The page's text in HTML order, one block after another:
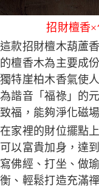
招財檀香
這款招財檀木葫蘆
的檀香木為主要成
獨特崖柏木香氣使
為諧音「福祿」的
致福，能夠淨化磁
在家裡的財位擺點
可以富貴加身，達
寫佛經、打坐、做
衡、輕鬆打造充滿